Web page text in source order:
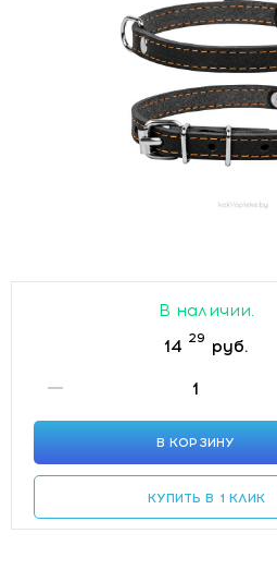
В наличии.
14 29 руб.
В КОРЗИНУ
КУПИТЬ В 1 КЛИК